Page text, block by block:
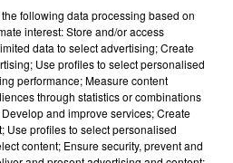
DE REIMS FERME
du centre-ville
est contraint de
following data processing based on
interest: Store and/or access
data to select advertising; Create
Use profiles to select personalised
performance; Measure content
through statistics or combinations
and improve services; Create
Use profiles to select personalised
content; Ensure security, prevent and